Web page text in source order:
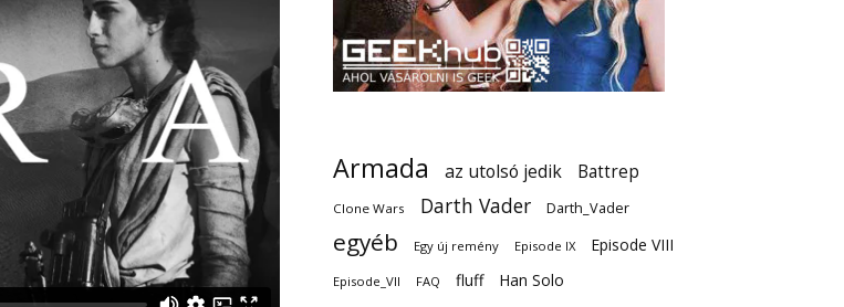
Armada az utolsó jedik Battrep
Clone Wars Darth Vader Darth_Vader
egyéb Egy új remény Episode IX Episode VIII
Episode_VII FAQ fluff Han Solo